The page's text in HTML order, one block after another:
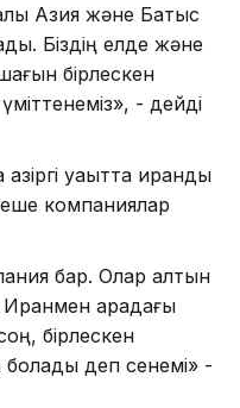
Азия және Батыс
Біздің елде және
бірлескен
- дейді
уақытта ирандық
компаниялар
бар. Олар алтын
Иранмен арадағы
бірлескен
болады деп сенемі» -